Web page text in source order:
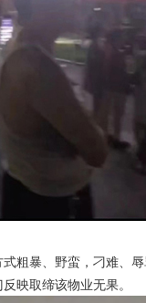
暴、野蛮，刁难、
映取缔该物业无果。